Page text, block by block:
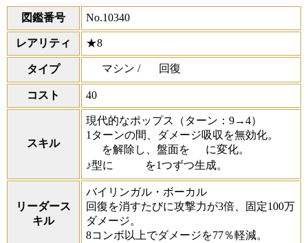
図鑑番号 No.10340
レアリティ ★8
タイプ マシン / 回復
コスト 40
スキル
現代的なポップス
（ターン：9→4）
1ターンの間、ダメージ吸収を無効化。
を解除し、盤面を
に変化。
♪型に
を1つずつ生成。
リーダース
キル
バイリンガル・ボーカル
回復を消すたびに攻撃力が3倍、固定100万
ダメージ。
8コンボ以上でダメージを77％軽減。